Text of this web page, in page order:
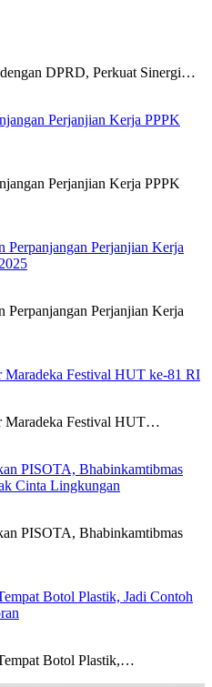
DPRD, Perkuat Sinergi…
Perjanjian Kerja PPPK
Perjanjian Kerja PPPK
Perpanjangan Perjanjian Kerja
Perpanjangan Perjanjian Kerja
Festival HUT ke-81 RI
Maradeka Festival HUT…
PISOTA, Bhabinkamtibmas
Cinta Lingkungan
PISOTA, Bhabinkamtibmas
Botol Plastik, Jadi Contoh
Botol Plastik,…